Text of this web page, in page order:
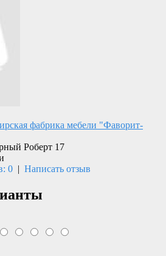
фабрика мебели "Фаворит-
Роберт 17
0 | Написать отзыв